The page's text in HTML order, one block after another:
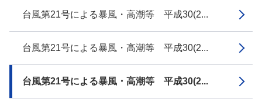
台風第21号による暴風・高潮等 平成30(2...
台風第21号による暴風・高潮等 平成30(2...
台風第21号による暴風・高潮等 平成30(2...